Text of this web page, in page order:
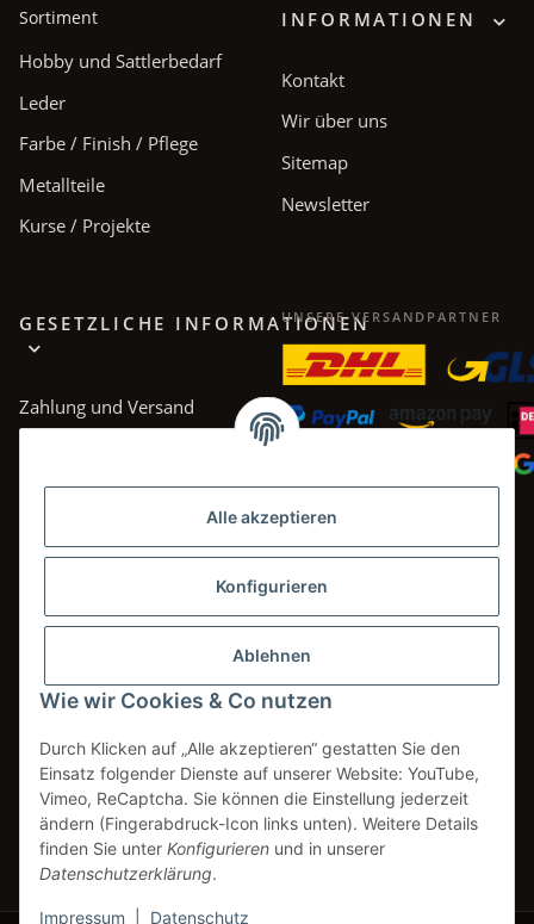
Alle akzeptieren
Konfigurieren
Ablehnen
Wie wir Cookies & Co nutzen
Durch Klicken auf „Alle akzeptieren“ gestatten Sie den
Einsatz folgender Dienste auf unserer Website: YouTube,
Vimeo, ReCaptcha. Sie können die Einstellung jederzeit
ändern (Fingerabdruck-Icon links unten). Weitere Details
finden Sie unter Konfigurieren und in unserer
Datenschutzerklärung.
Impressum Datenschutz
Sortiment
Hobby und Sattlerbedarf
Leder
Farbe / Finish / Pflege
Metallteile
Kurse / Projekte
INFORMATIONEN
Kontakt
Wir über uns
Sitemap
Newsletter
GESETZLICHE INFORMATIONEN
Zahlung und Versand
Datenschutz
UNSERE VERSANDPARTNER
Vertrag widerrufen
* Alle Preise inkl. gesetzlicher USt., zzgl.Versand
** gilt für Lieferungen innerhalb Deutschlands. Lieferzeiten für andere
Länder entnehmen Sie bitte den Versandinformationen.